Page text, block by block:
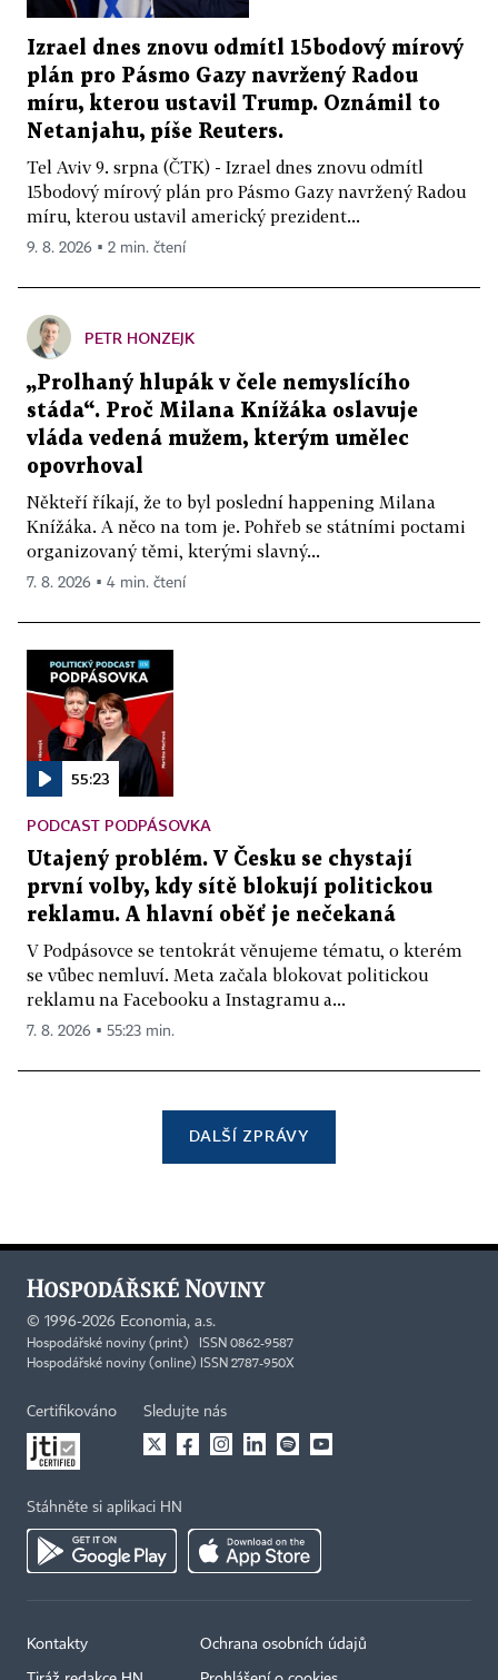
Izrael dnes znovu odmítl 15bodový mírový
plán pro Pásmo Gazy navržený Radou
míru, kterou ustavil Trump. Oznámil to
Netanjahu, píše Reuters.
Tel Aviv 9. srpna (ČTK) - Izrael dnes znovu odmítl
15bodový mírový plán pro Pásmo Gazy navržený Radou
míru, kterou ustavil americký prezident...
9. 8. 2026 ▪ 2 min. čtení
PETR HONZEJK
„Prolhaný hlupák v čele nemyslícího
stáda“. Proč Milana Knížáka oslavuje
vláda vedená mužem, kterým umělec
opovrhoval
Někteří říkají, že to byl poslední happening Milana
Knížáka. A něco na tom je. Pohřeb se státními poctami
organizovaný těmi, kterými slavný...
7. 8. 2026 ▪ 4 min. čtení
55:23
PODCAST PODPÁSOVKA
Utajený problém. V Česku se chystají
první volby, kdy sítě blokují politickou
reklamu. A hlavní oběť je nečekaná
V Podpásovce se tentokrát věnujeme tématu, o kterém
se vůbec nemluví. Meta začala blokovat politickou
reklamu na Facebooku a Instagramu a...
7. 8. 2026 ▪ 55:23 min.
DALŠÍ ZPRÁVY
© 1996-2026 Economia, a.s.
Hospodářské noviny (print) ISSN 0862-9587
Hospodářské noviny (online) ISSN 2787-950X
Certifikováno Sledujte nás
Stáhněte si aplikaci HN
Kontakty Ochrana osobních údajů